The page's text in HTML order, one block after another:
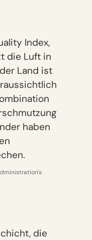
Index,
die Luft in
Land ist
haben
die